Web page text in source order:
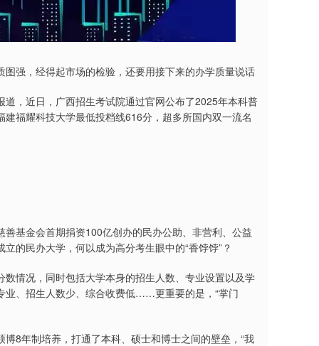
强，经得起市场的检验，还要用接下来的办学质量说话
，近日，广西招生考试院通过官网公布了2025年本科普
福耀科技大学最低投档线616分，超多所国内双一流名
基金会首期捐资100亿创办的民办公助、非营利、公益
的民办大学，何以成为高分考生眼中的“香饽饽”？
情况，同时包括大学本身的招生人数、专业设置以及学
业、招生人数少、综合收费低……更重要的是，“掌门
8年制培养，打通了本科、硕士和博士之间的壁垒，“我